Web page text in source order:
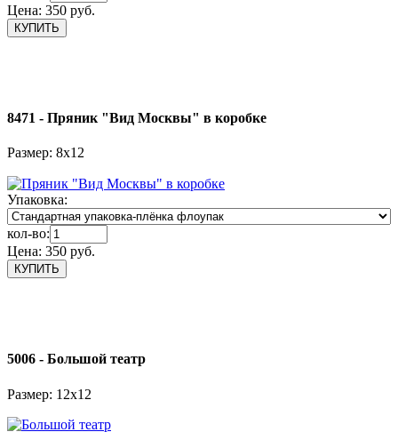
Цена: 350 руб.
8471 - Пряник "Вид Москвы" в коробке
Размер: 8х12
Упаковка:
кол-во:
Цена: 350 руб.
5006 - Большой театр
Размер: 12х12